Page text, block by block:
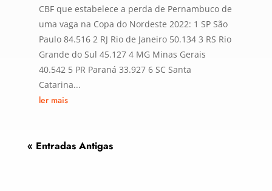
CBF que estabelece a perda de Pernambuco de
uma vaga na Copa do Nordeste 2022: 1 SP São
Paulo 84.516 2 RJ Rio de Janeiro 50.134 3 RS Rio
Grande do Sul 45.127 4 MG Minas Gerais
40.542 5 PR Paraná 33.927 6 SC Santa
Catarina...
ler mais
« Entradas Antigas